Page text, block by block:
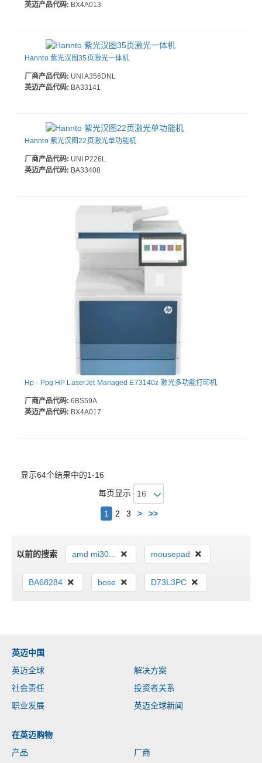
英迈产品代码: BX4A013
Hannto 紫光汉图35页激光一体机
厂商产品代码: UNI A356DNL
英迈产品代码: BA33141
Hannto 紫光汉图22页激光单功能机
厂商产品代码: UNI P226L
英迈产品代码: BA33408
Hp - Ppg HP LaserJet Managed E73140z 激光多功能打印机
厂商产品代码: 6BS59A
英迈产品代码: BX4A017
显示64个结果中的1-16
每页显示
1 2 3 > >>下
以前的搜索
amd mi30... mousepad
BA68284 bose D73L3PC
英迈中国
英迈全球
解决方案
社会责任
投资者关系
职业发展
英迈全球新闻
在英迈购物
产品
厂商